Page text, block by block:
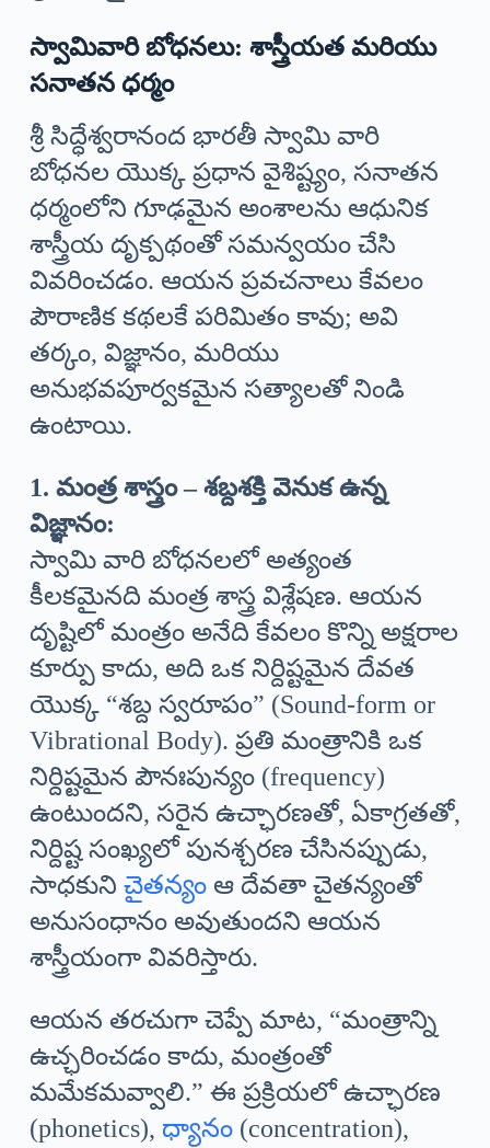
స్వామివారి బోధనలు: శాస్త్రీయత మరియు
సనాతన ధర్మం
శ్రీ సిద్ధేశ్వరానంద భారతీ స్వామి వారి
బోధనల యొక్క ప్రధాన వైశిష్ట్యం, సనాతన
ధర్మంలోని గూఢమైన అంశాలను ఆధునిక
శాస్త్రీయ దృక్పథంతో సమన్వయం చేసి
వివరించడం. ఆయన ప్రవచనాలు కేవలం
పౌరాణిక కథలకే పరిమితం కావు; అవి
తర్కం, విజ్ఞానం, మరియు
అనుభవపూర్వకమైన సత్యాలతో నిండి
ఉంటాయి.
1. మంత్ర శాస్త్రం – శబ్దశక్తి వెనుక ఉన్న
విజ్ఞానం:
స్వామి వారి బోధనలలో అత్యంత
కీలకమైనది మంత్ర శాస్త్ర విశ్లేషణ. ఆయన
దృష్టిలో మంత్రం అనేది కేవలం కొన్ని అక్షరాల
కూర్పు కాదు, అది ఒక నిర్దిష్టమైన దేవత
యొక్క “శబ్ద స్వరూపం” (Sound-form or
Vibrational Body). ప్రతి మంత్రానికి ఒక
నిర్దిష్టమైన పౌనఃపున్యం (frequency)
ఉంటుందని, సరైన ఉచ్ఛారణతో, ఏకాగ్రతతో,
నిర్దిష్ట సంఖ్యలో పునశ్చరణ చేసినప్పుడు,
సాధకుని చైతన్యంఆ దేవతా చైతన్యంతో
అనుసంధానం అవుతుందని ఆయన
శాస్త్రీయంగా వివరిస్తారు.
ఆయన తరచుగా చెప్పే మాట, “మంత్రాన్ని
ఉచ్ఛరించడం కాదు, మంత్రంతో
మమేకమవ్వాలి.” ఈ ప్రక్రియలో ఉచ్ఛారణ
(phonetics), ధ్యానం(concentration),